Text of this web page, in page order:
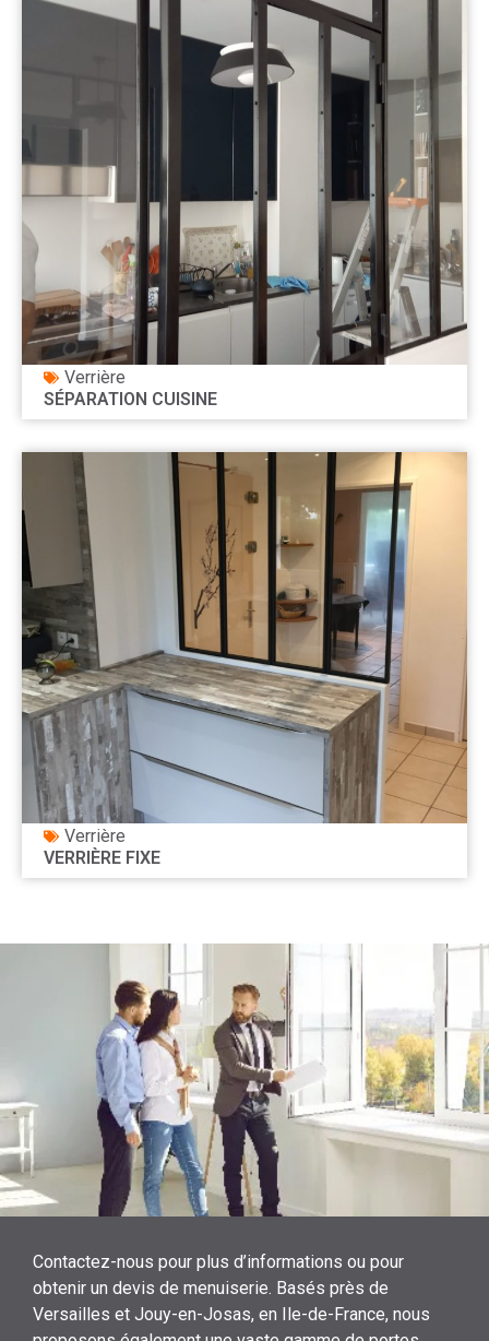
Verrière
SÉPARATION CUISINE
Verrière
VERRIÈRE FIXE
Contactez-nous pour plus d’informations ou pour
obtenir un devis de menuiserie. Basés près de
Versailles et Jouy-en-Josas, en Ile-de-France, nous